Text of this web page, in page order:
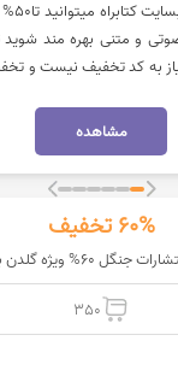
و متنی بهره مند
به کد تخفیف نیست و
مشاهده
60% تخفیف
60% ویژه گلدن باکس
350